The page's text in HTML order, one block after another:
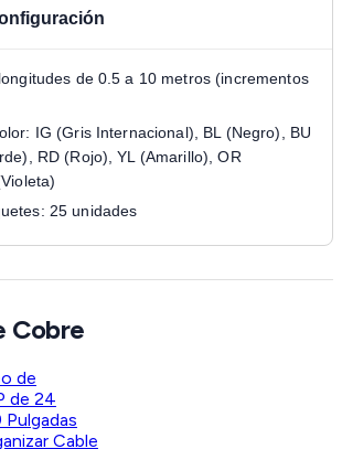
de 0.5 a 10 metros (incrementos
IG (Gris Internacional), BL (Negro), BU
RD (Rojo), YL (Amarillo), OR
25 unidades
Cobre